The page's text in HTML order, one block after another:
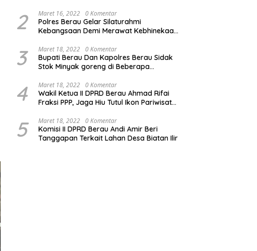
2 Maret 16, 2022 0 Komentar
Polres Berau Gelar Silaturahmi
Kebangsaan Demi Merawat Kebhinekaan
3 Maret 18, 2022 0 Komentar
Bupati Berau Dan Kapolres Berau Sidak
Stok Minyak goreng di Beberapa
4 Maret 18, 2022 0 Komentar
Wakil Ketua II DPRD Berau Ahmad Rifai
Fraksi PPP, Jaga Hiu Tutul Ikon Pariwisata
5 Maret 18, 2022 0 Komentar
Komisi II DPRD Berau Andi Amir Beri
Tanggapan Terkait Lahan Desa Biatan Ilir